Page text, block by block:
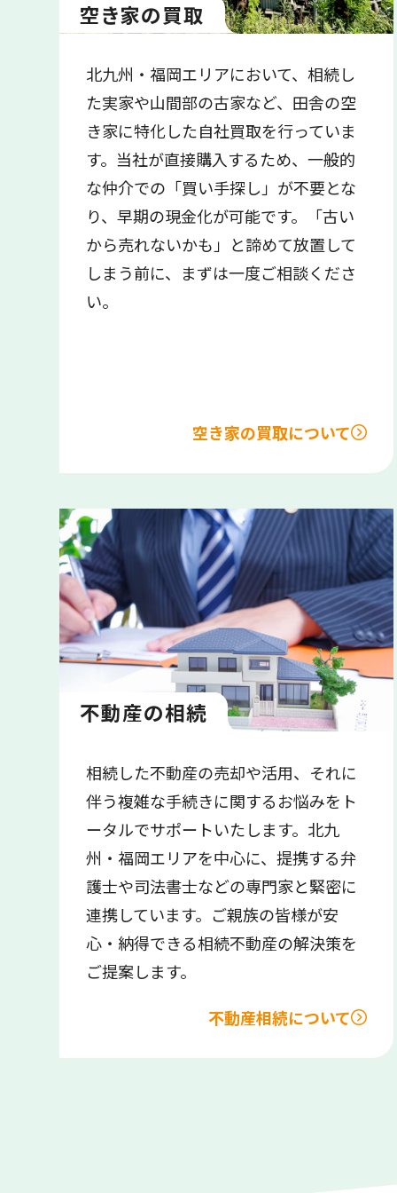
空き家の買取
北九州・福岡エリアにおいて、相続し
た実家や山間部の古家など、田舎の空
き家に特化した自社買取を行っていま
す。当社が直接購入するため、一般的
な仲介での「買い手探し」が不要とな
り、早期の現金化が可能です。「古い
から売れないかも」と諦めて放置して
しまう前に、まずは一度ご相談くださ
い。
空き家の買取について
不動産の相続
相続した不動産の売却や活用、それに
伴う複雑な手続きに関するお悩みをト
ータルでサポートいたします。北九
州・福岡エリアを中心に、提携する弁
護士や司法書士などの専門家と緊密に
連携しています。ご親族の皆様が安
心・納得できる相続不動産の解決策を
ご提案します。
不動産相続について